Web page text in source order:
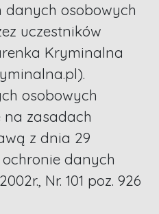
danych osobowych
uczestników
Kryminalna
osobowych
zasadach
z dnia 29
ochronie danych
Nr. 101 poz. 926